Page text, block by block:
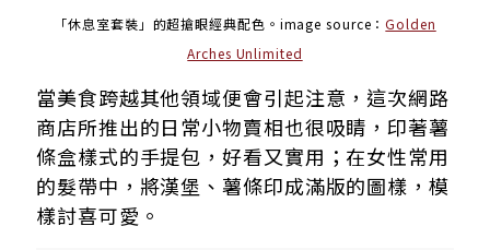
「休息室套裝」的超搶眼經典配色。 image source：Golden
Arches Unlimited
當美食跨越其他領域便會引起注意，這次網路
商店所推出的日常小物賣相也很吸睛，印著薯
條盒樣式的手提包，好看又實用；在女性常用
的髮帶中，將漢堡、薯條印成滿版的圖樣，模
樣討喜可愛。